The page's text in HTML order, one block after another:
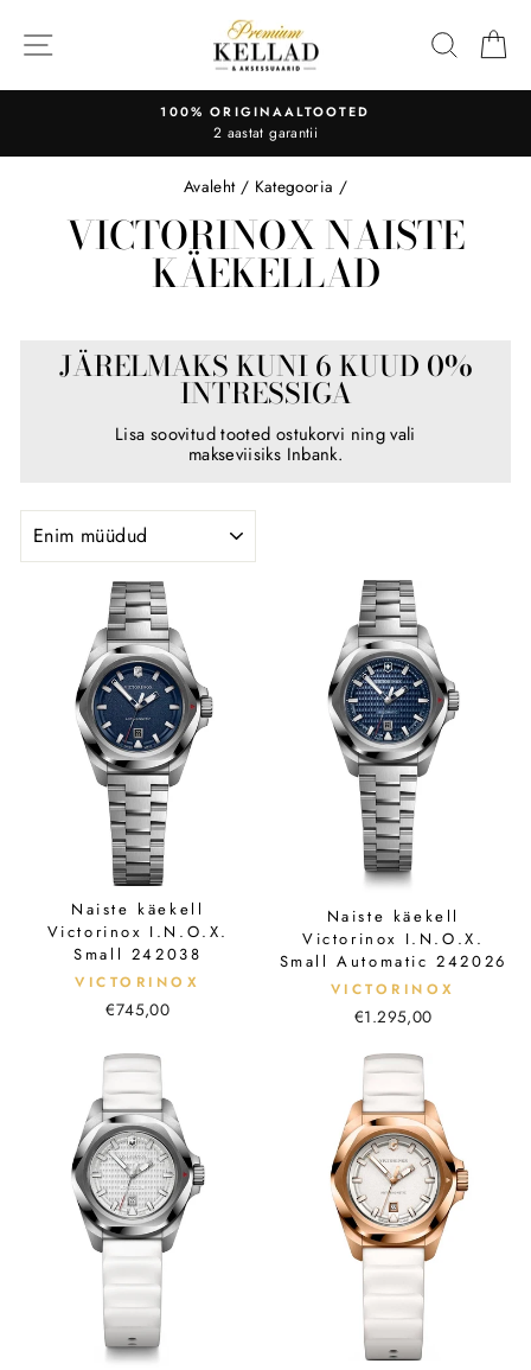
sisu
OTSI
100% ORIGINAALTOOTED
2 aastat garantii
Avaleht / Kategooria /
VICTORINOX NAISTE
KÄEKELLAD
JÄRELMAKS KUNI 6 KUUD 0%
INTRESSIGA
Lisa soovitud tooted ostukorvi ning vali
makseviisiks Inbank.
Naiste käekell
Victorinox I.N.O.X.
Small 242038
VICTORINOX
€745,00
Naiste käekell
Victorinox I.N.O.X.
Small Automatic 242026
VICTORINOX
€1.295,00